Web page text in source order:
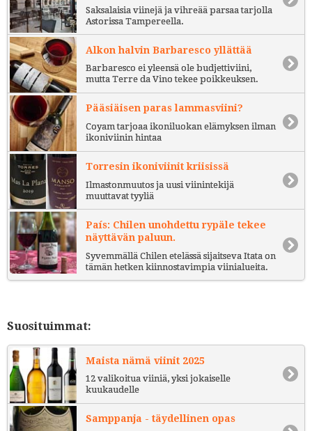
Saksalaisia viinejä ja vihreää parsaa tarjolla
Astorissa Tampereella.
Alkon halvin Barbaresco yllättää
Barbaresco ei yleensä ole budjettiviini,
mutta Terre da Vino tekee poikkeuksen.
Pääsiäisen paras lammasviini?
Coyam tarjoaa ikoniluokan elämyksen ilman
ikoniviinin hintaa
Torresin ikoniviinit kriisissä
Ilmastonmuutos ja uusi viinintekijä
muuttavat tyyliä
País: Chilen unohdettu rypäle tekee
näyttävän paluun.
Syvemmällä Chilen etelässä sijaitseva Itata on
tämän hetken kiinnostavimpia viinialueita.
Suosituimmat:
Maista nämä viinit 2025
12 valikoitua viiniä, yksi jokaiselle
kuukaudelle
Samppanja - täydellinen opas